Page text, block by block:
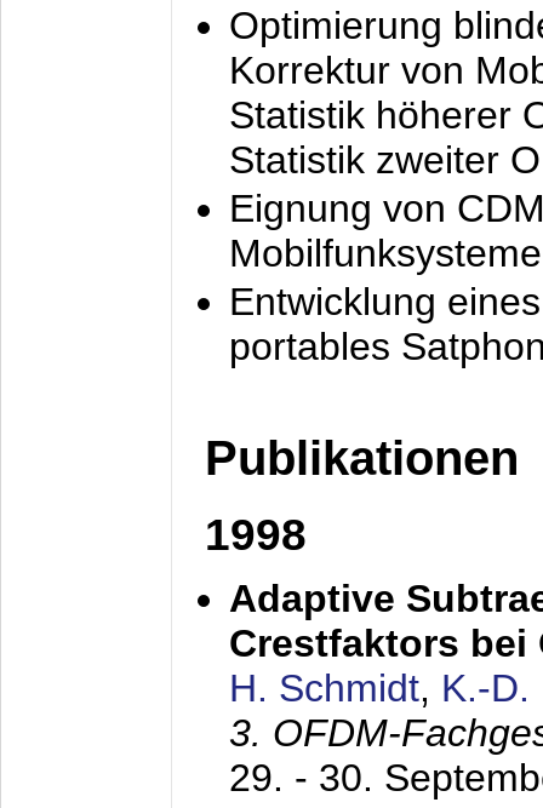
Optimierung
Korrektur von
Statistik höherer
Statistik zweiter
Eignung von
Mobilfunksysteme
Entwicklung
portables
Publikationen
1998
Adaptive
Crestfaktors bei
H. Schmidt, K.-D.
3. OFDM-
29. - 30.